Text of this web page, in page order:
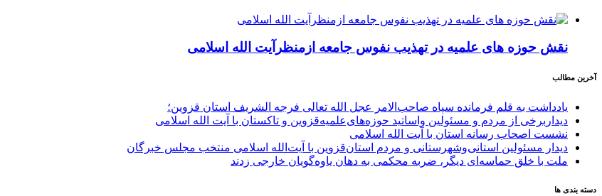
نقش حوزه های علمیه در تهذیب نفوس جامعه ازمنظرآیت الله اسلامی
آخرین مطالب
یادداشت به قلم فرمانده سپاه صاحب‌الامر عجل الله تعالی فرجه الشریف استان قزوین؛
دیداربرخی از مردم و مسئولین واساتید حوزه‌های‌علمیه‌قزوین و تاکستان با آیت الله اسلامی
نشست اصحاب رسانه استان با آیت الله اسلامی
دیدار مسئولین استانی‌وشهرستانی و مردم‌ استان‌قزوین با آیت‌الله‌ اسلامی منتخب مجلس‌ خبرگان
ملت با خلق حماسه‌ای دیگر، ضربه محکمی به دهان یاوه‌گویان خارجی زدند
دسته بندی ها